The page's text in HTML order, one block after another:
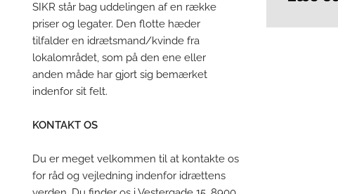
SIKR står bag uddelingen af en række
priser og legater. Den flotte hæder
tilfalder en idrætsmand/kvinde fra
lokalområdet, som på den ene eller
anden måde har gjort sig bemærket
indenfor sit felt.
KONTAKT OS
Du er meget velkommen til at kontakte os
for råd og vejledning indenfor idrættens